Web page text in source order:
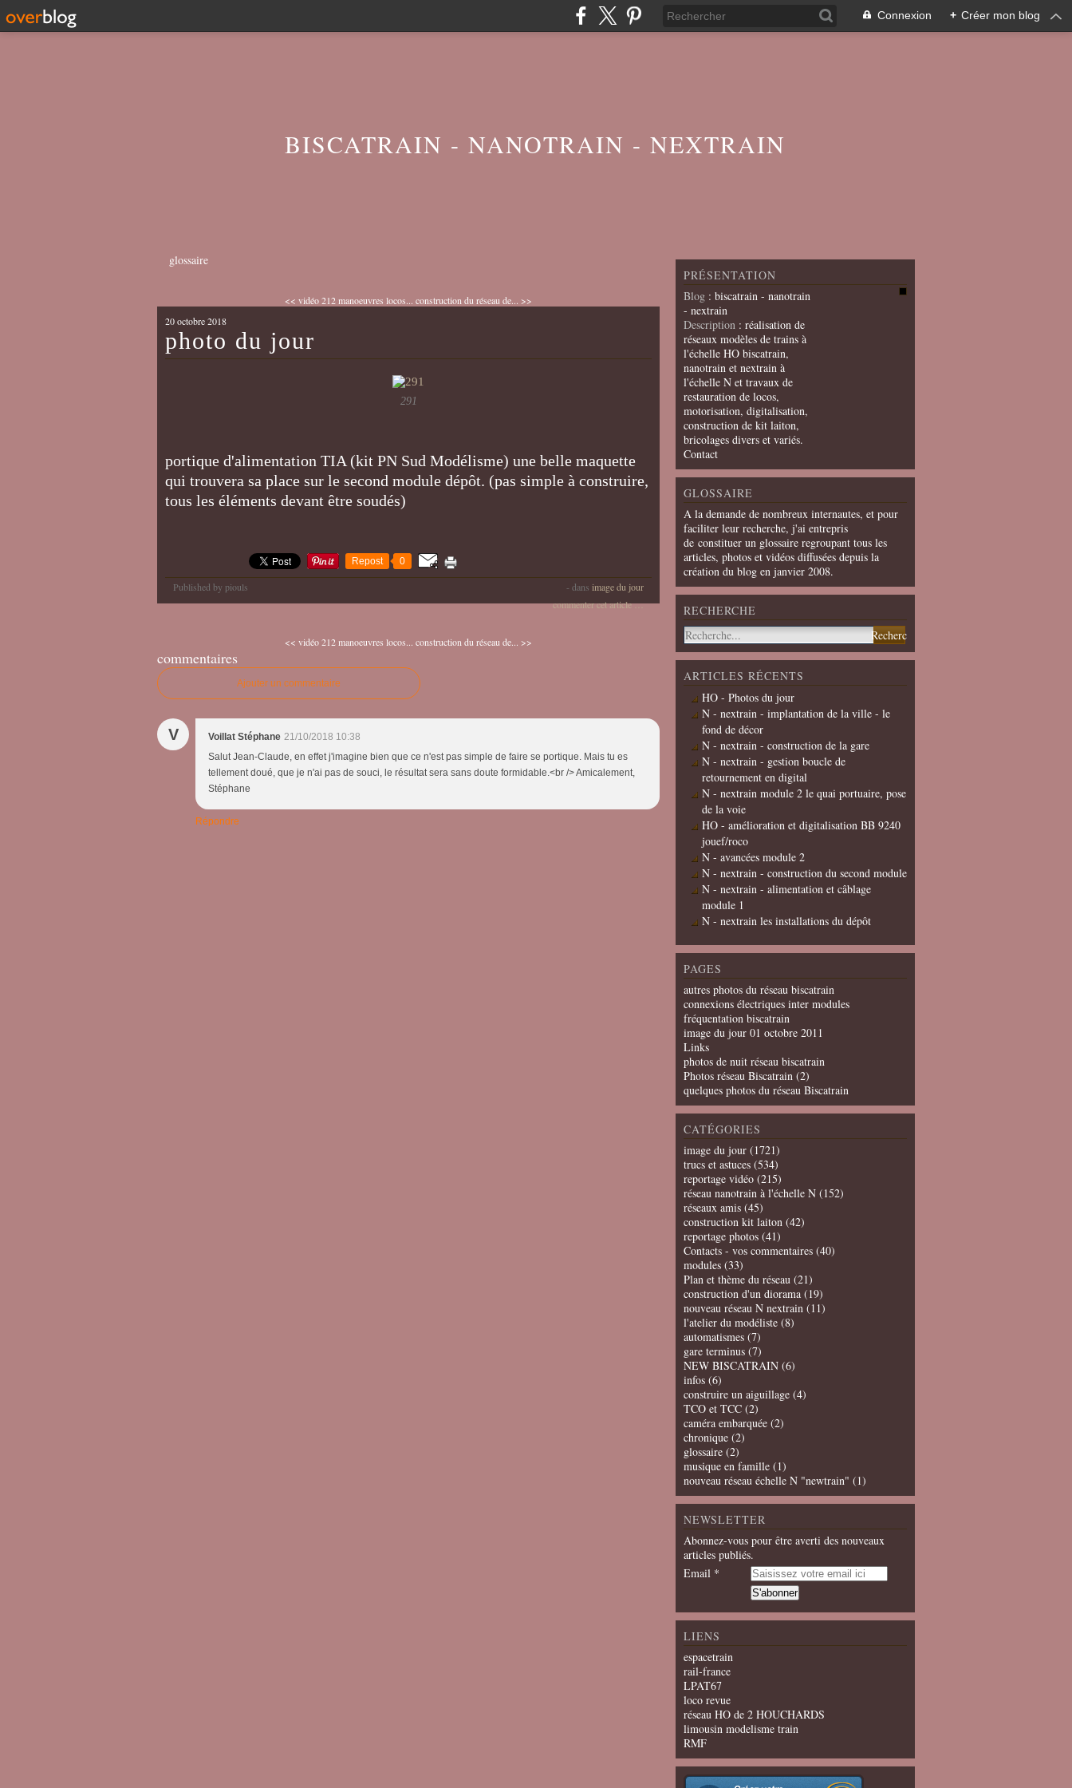
Connexion + Créer mon blog
BISCATRAIN - NANOTRAIN - NEXTRAIN
glossaire
<< vidéo 212 manoeuvres locos... construction du réseau de... >>
20 octobre 2018
photo du jour
291
portique d'alimentation TIA (kit PN Sud Modélisme) une belle maquette
qui trouvera sa place sur le second module dépôt. (pas simple à construire,
tous les éléments devant être soudés)
Repost 0
Published by piouls - dans image du jour
commenter cet article…
<< vidéo 212 manoeuvres locos... construction du réseau de... >>
commentaires
Ajouter un commentaire
V Voillat Stéphane 21/10/2018 10:38
Salut Jean-Claude, en effet j'imagine bien que ce n'est pas simple de faire se portique. Mais tu es
tellement doué, que je n'ai pas de souci, le résultat sera sans doute formidable.<br /> Amicalement,
Stéphane
Répondre
PRÉSENTATION
Blog : biscatrain - nanotrain
- nextrain
Description : réalisation de
réseaux modèles de trains à
l'échelle HO biscatrain,
nanotrain et nextrain à
l'échelle N et travaux de
restauration de locos,
motorisation, digitalisation,
construction de kit laiton,
bricolages divers et variés.
Contact
GLOSSAIRE
A la demande de nombreux internautes, et pour
faciliter leur recherche, j'ai entrepris
de constituer un glossaire regroupant tous les
articles, photos et vidéos diffusées depuis la
création du blog en janvier 2008.
RECHERCHE
ARTICLES RÉCENTS
HO - Photos du jour
N - nextrain - implantation de la ville - le
fond de décor
N - nextrain - construction de la gare
N - nextrain - gestion boucle de
retournement en digital
N - nextrain module 2 le quai portuaire, pose
de la voie
HO - amélioration et digitalisation BB 9240
jouef/roco
N - avancées module 2
N - nextrain - construction du second module
N - nextrain - alimentation et câblage
module 1
N - nextrain les installations du dépôt
PAGES
autres photos du réseau biscatrain
connexions électriques inter modules
fréquentation biscatrain
image du jour 01 octobre 2011
Links
photos de nuit réseau biscatrain
Photos réseau Biscatrain (2)
quelques photos du réseau Biscatrain
CATÉGORIES
image du jour (1721)
trucs et astuces (534)
reportage vidéo (215)
réseau nanotrain à l'échelle N (152)
réseaux amis (45)
construction kit laiton (42)
reportage photos (41)
Contacts - vos commentaires (40)
modules (33)
Plan et thème du réseau (21)
construction d'un diorama (19)
nouveau réseau N nextrain (11)
l'atelier du modéliste (8)
automatismes (7)
gare terminus (7)
NEW BISCATRAIN (6)
infos (6)
construire un aiguillage (4)
TCO et TCC (2)
caméra embarquée (2)
chronique (2)
glossaire (2)
musique en famille (1)
nouveau réseau échelle N "newtrain" (1)
NEWSLETTER
Abonnez-vous pour être averti des nouveaux
articles publiés.
Email
LIENS
espacetrain
rail-france
LPAT67
loco revue
réseau HO de 2 HOUCHARDS
limousin modelisme train
RMF